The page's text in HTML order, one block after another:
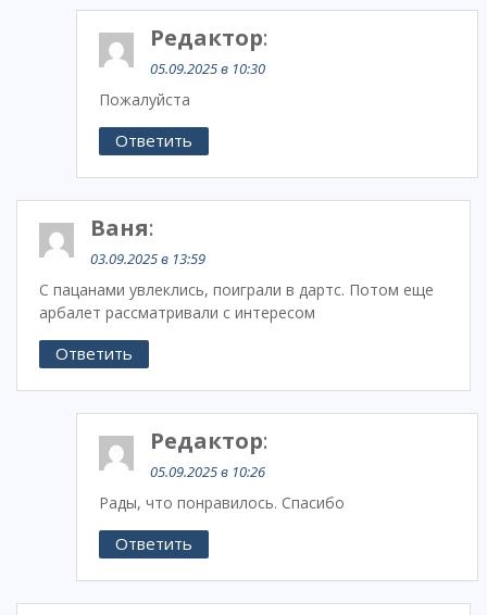
Редактор:
05.09.2025 в 10:30
Пожалуйста
Ответить
Ваня:
03.09.2025 в 13:59
С пацанами увлеклись, поиграли в дартс. Потом еще
арбалет рассматривали с интересом
Ответить
Редактор:
05.09.2025 в 10:26
Рады, что понравилось. Спасибо
Ответить